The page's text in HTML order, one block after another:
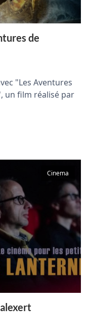
de
"Les Aventures
un film réalisé par
Cinema